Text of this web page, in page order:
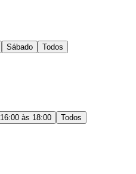
Sábado Todos
16:00 às 18:00
Todos